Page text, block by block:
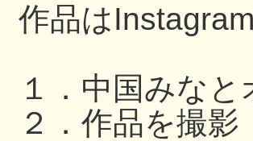
作品は
１．中国みな
２．作品を撮影